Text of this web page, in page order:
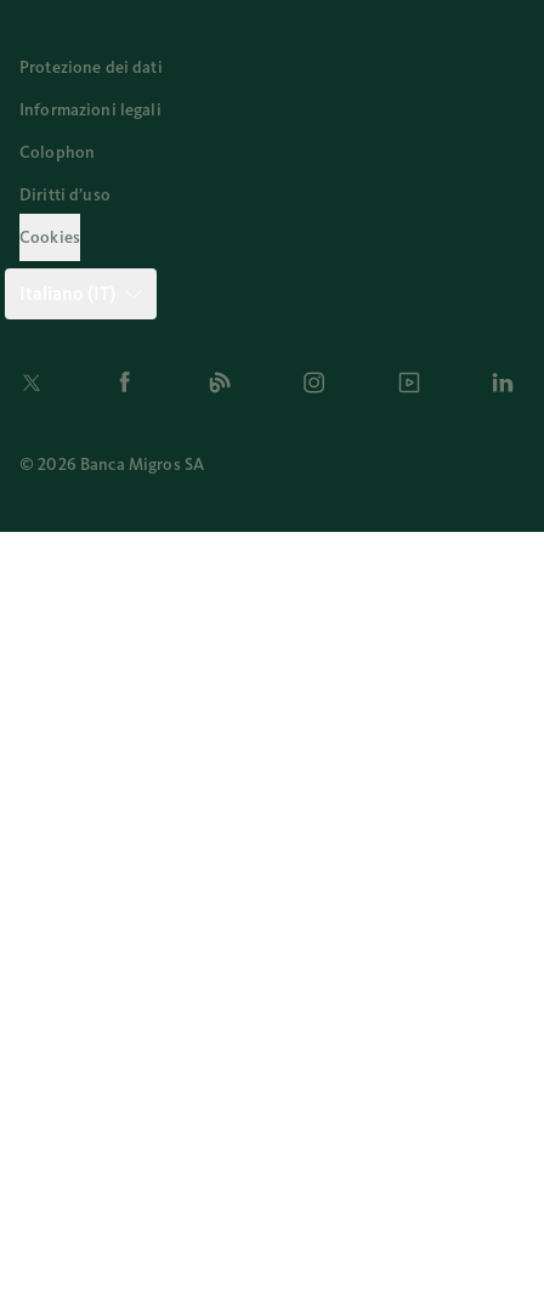
Protezione dei dati
Informazioni legali
Colophon
Diritti d’uso
Cookies
Twitter Facebook Blog Instagram Youtube
© 2026 Banca Migros SA